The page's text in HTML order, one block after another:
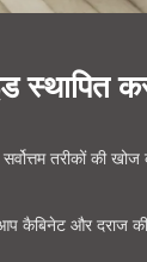
स्थापित
तरीकों की
कैबिनेट और दराज की